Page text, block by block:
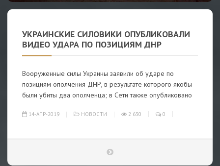
УКРАИНСКИЕ СИЛОВИКИ ОПУБЛИКОВАЛИ
ВИДЕО УДАРА ПО ПОЗИЦИЯМ ДНР
Вооруженные силы Украины заявили об ударе по
позициям ополчения ДНР, в результате которого якобы
были убиты два ополченца; в Сети также опубликовано
14-АПР-2019 НОВОСТИ 2 630 0